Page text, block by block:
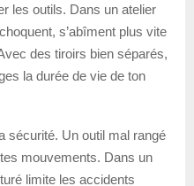
les outils. Dans un atelier
s’abîment plus vite
des tiroirs bien séparés,
la durée de vie de ton
sécurité. Un outil mal rangé
mouvements. Dans un
limite les accidents